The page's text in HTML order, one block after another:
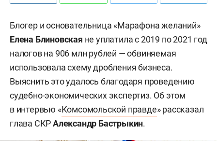
Блогер и основательница «Марафона желаний»
Елена Блиновская не уплатила с 2019 по 2021 год
налогов на 906 млн рублей — обвиняемая
использовала схему дробления бизнеса.
Выяснить это удалось благодаря проведению
судебно-экономических экспертиз. Об этом
в интервью «Комсомольской правде» рассказал
глава СКРАлександр Бастрыкин.